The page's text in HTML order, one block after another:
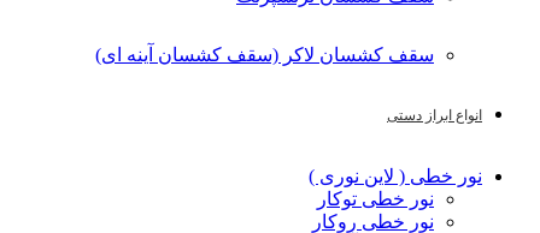
سقف کشسان لاکر (سقف کشسان آینه ای)
انواع ابراز دستی
نور خطی ( لاین نوری )
نور خطی توکار
نور خطی روکار